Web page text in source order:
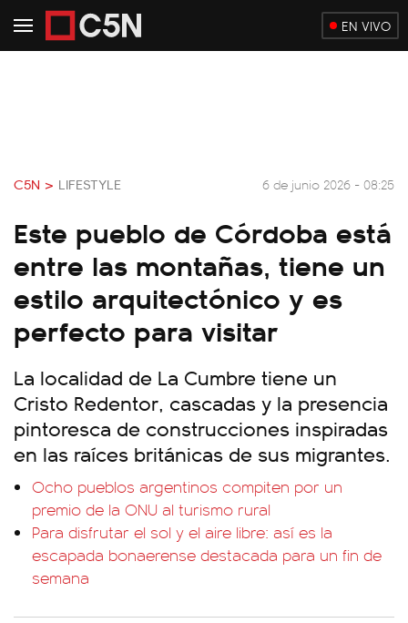
EN VIVO
C5N > LIFESTYLE 6 de junio 2026 - 08:25
Este pueblo de Córdoba está
entre las montañas, tiene un
estilo arquitectónico y es
perfecto para visitar
La localidad de La Cumbre tiene un
Cristo Redentor, cascadas y la presencia
pintoresca de construcciones inspiradas
en las raíces británicas de sus migrantes.
Ocho pueblos argentinos compiten por un
premio de la ONU al turismo rural
Para disfrutar el sol y el aire libre: así es la
escapada bonaerense destacada para un fin de
semana